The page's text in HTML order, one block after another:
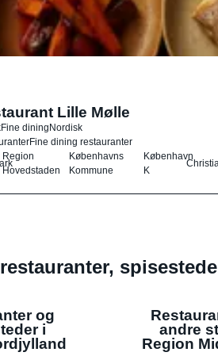
Lille Mølle
Fine diningNordisk
Fine dining restauranter
Region
Hovedstaden
Københavns
Kommune
København
K
og
i
andre
Region